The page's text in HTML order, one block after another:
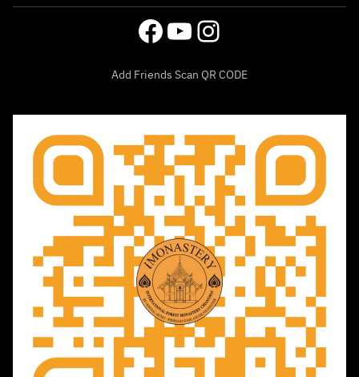
เกี่ยวกับเรา
อริยสัจ 4
ติดต่อเรา
Facebook
YouTube
Instagram
Add Friends Scan QR CODE